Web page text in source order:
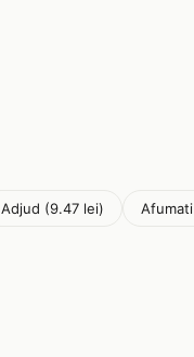
Adjud (9.47 lei)